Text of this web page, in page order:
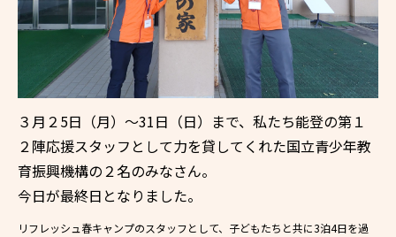
３月２5日（月）～31日（日）まで、私たち能登の第１
２陣応援スタッフとして力を貸してくれた国立青少年教
育振興機構の２名のみなさん。
今日が最終日となりました。
リフレッシュ春キャンプのスタッフとして、子どもたちと共に3泊4日を過